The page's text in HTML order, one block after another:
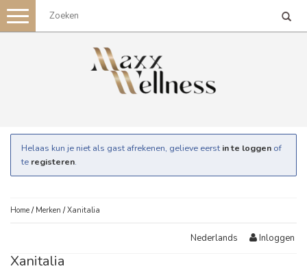
Toggle
navigation
Helaas kun je niet als gast afrekenen, gelieve eerst in te loggen of
te registeren.
Home / Merken /Xanitalia
Nederlands Inloggen
Xanitalia